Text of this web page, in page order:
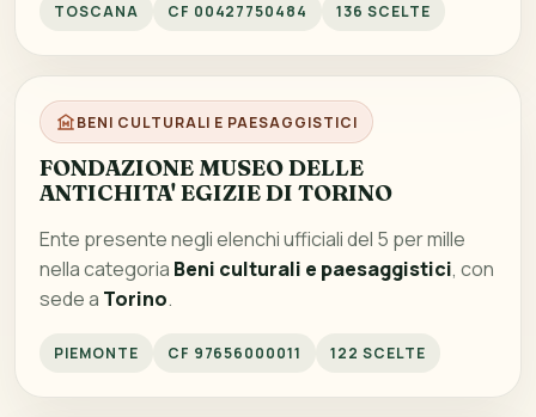
TOSCANA CF 00427750484 136 SCELTE
BENI CULTURALI E PAESAGGISTICI
FONDAZIONE MUSEO DELLE
ANTICHITA' EGIZIE DI TORINO
Ente presente negli elenchi ufficiali del 5 per mille
nella categoria Beni culturali e paesaggistici, con
sede a Torino.
PIEMONTE CF 97656000011 122 SCELTE